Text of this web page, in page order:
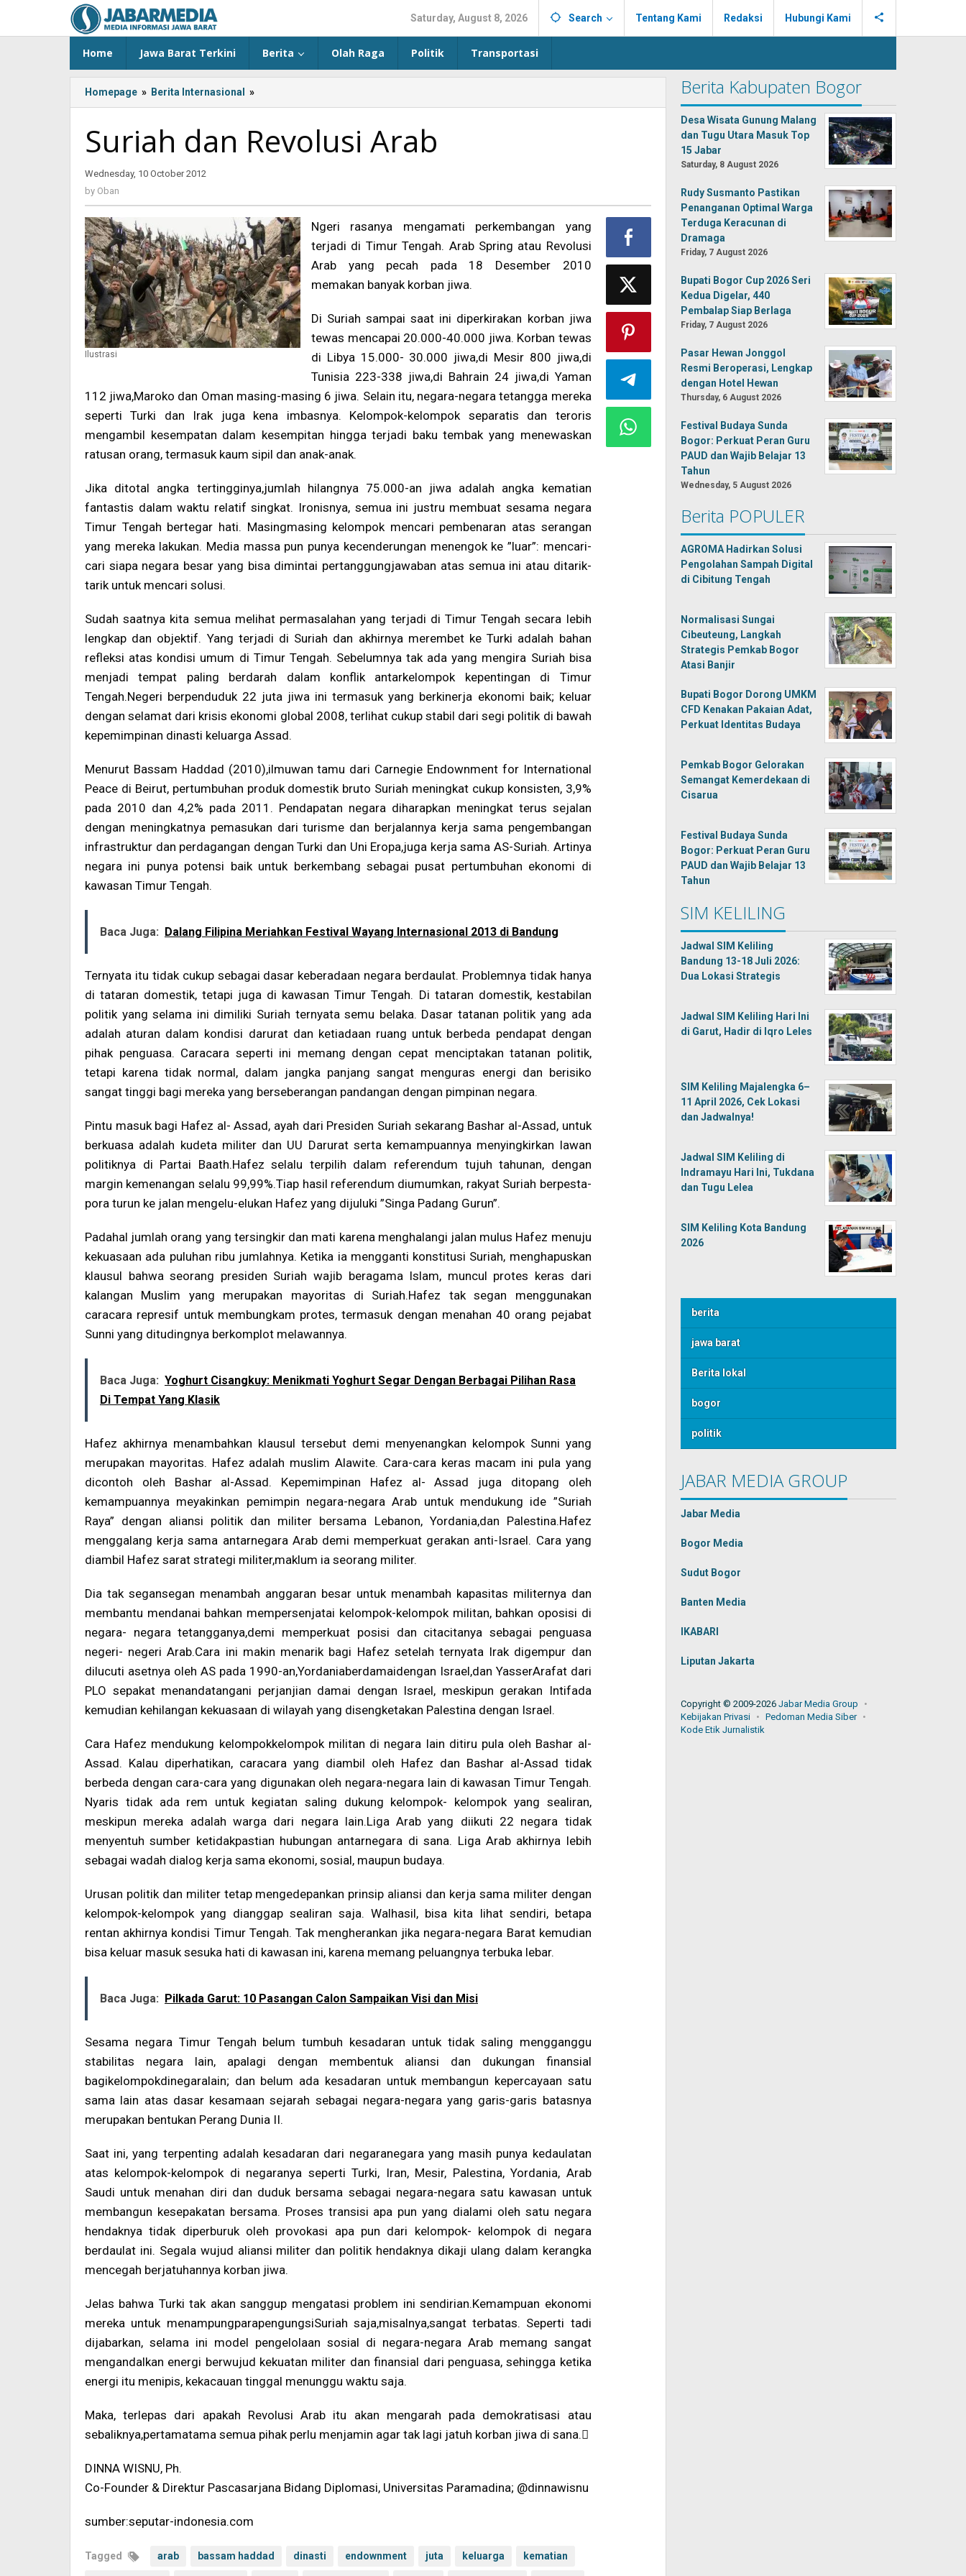
content
Saturday, August 8, 2026 Search Tentang Kami Redaksi Hubungi Kami
Home Jawa Barat Terkini Berita Olah Raga Politik Transportasi
Homepage » Berita Internasional »
dan
Arab
Suriah dan Revolusi Arab
Wednesday, 10 October 2012
by Oban
Ilustrasi
Ngeri rasanya mengamati perkembangan yang
terjadi di Timur Tengah. Arab Spring atau Revolusi
Arab yang pecah pada 18 Desember 2010
memakan banyak korban jiwa.
Di Suriah sampai saat ini diperkirakan korban jiwa
tewas mencapai 20.000-40.000 jiwa. Korban tewas
di Libya 15.000- 30.000 jiwa,di Mesir 800 jiwa,di
Tunisia 223-338 jiwa,di Bahrain 24 jiwa,di Yaman
112 jiwa,Maroko dan Oman masing-masing 6 jiwa. Selain itu, negara-negara tetangga mereka
seperti Turki dan Irak juga kena imbasnya. Kelompok-kelompok separatis dan teroris
mengambil kesempatan dalam kesempitan hingga terjadi baku tembak yang menewaskan
ratusan orang, termasuk kaum sipil dan anak-anak.
Jika ditotal angka tertingginya,jumlah hilangnya 75.000-an jiwa adalah angka kematian
fantastis dalam waktu relatif singkat. Ironisnya, semua ini justru membuat sesama negara
Timur Tengah bertegar hati. Masingmasing kelompok mencari pembenaran atas serangan
yang mereka lakukan. Media massa pun punya kecenderungan menengok ke ”luar”: mencari-
cari siapa negara besar yang bisa dimintai pertanggungjawaban atas semua ini atau ditarik-
tarik untuk mencari solusi.
Sudah saatnya kita semua melihat permasalahan yang terjadi di Timur Tengah secara lebih
lengkap dan objektif. Yang terjadi di Suriah dan akhirnya merembet ke Turki adalah bahan
refleksi atas kondisi umum di Timur Tengah. Sebelumnya tak ada yang mengira Suriah bisa
menjadi tempat paling berdarah dalam konflik antarkelompok kepentingan di Timur
Tengah.Negeri berpenduduk 22 juta jiwa ini termasuk yang berkinerja ekonomi baik; keluar
dengan selamat dari krisis ekonomi global 2008, terlihat cukup stabil dari segi politik di bawah
kepemimpinan dinasti keluarga Assad.
Menurut Bassam Haddad (2010),ilmuwan tamu dari Carnegie Endownment for International
Peace di Beirut, pertumbuhan produk domestik bruto Suriah meningkat cukup konsisten, 3,9%
pada 2010 dan 4,2% pada 2011. Pendapatan negara diharapkan meningkat terus sejalan
dengan meningkatnya pemasukan dari turisme dan berjalannya kerja sama pengembangan
infrastruktur dan perdagangan dengan Turki dan Uni Eropa,juga kerja sama AS-Suriah. Artinya
negara ini punya potensi baik untuk berkembang sebagai pusat pertumbuhan ekonomi di
kawasan Timur Tengah.
Baca Juga: Dalang Filipina Meriahkan Festival Wayang Internasional 2013 di Bandung
Ternyata itu tidak cukup sebagai dasar keberadaan negara berdaulat. Problemnya tidak hanya
di tataran domestik, tetapi juga di kawasan Timur Tengah. Di tataran domestik, kestabilan
politik yang selama ini dimiliki Suriah ternyata semu belaka. Dasar tatanan politik yang ada
adalah aturan dalam kondisi darurat dan ketiadaan ruang untuk berbeda pendapat dengan
pihak penguasa. Caracara seperti ini memang dengan cepat menciptakan tatanan politik,
tetapi karena tidak normal, dalam jangka panjang sangat menguras energi dan berisiko
sangat tinggi bagi mereka yang berseberangan pandangan dengan pimpinan negara.
Pintu masuk bagi Hafez al- Assad, ayah dari Presiden Suriah sekarang Bashar al-Assad, untuk
berkuasa adalah kudeta militer dan UU Darurat serta kemampuannya menyingkirkan lawan
politiknya di Partai Baath.Hafez selalu terpilih dalam referendum tujuh tahunan, dengan
margin kemenangan selalu 99,99%.Tiap hasil referendum diumumkan, rakyat Suriah berpesta-
pora turun ke jalan mengelu-elukan Hafez yang dijuluki ”Singa Padang Gurun”.
Padahal jumlah orang yang tersingkir dan mati karena menghalangi jalan mulus Hafez menuju
kekuasaan ada puluhan ribu jumlahnya. Ketika ia mengganti konstitusi Suriah, menghapuskan
klausul bahwa seorang presiden Suriah wajib beragama Islam, muncul protes keras dari
kalangan Muslim yang merupakan mayoritas di Suriah.Hafez tak segan menggunakan
caracara represif untuk membungkam protes, termasuk dengan menahan 40 orang pejabat
Sunni yang ditudingnya berkomplot melawannya.
Baca Juga: Yoghurt Cisangkuy: Menikmati Yoghurt Segar Dengan Berbagai Pilihan Rasa
Di Tempat Yang Klasik
Hafez akhirnya menambahkan klausul tersebut demi menyenangkan kelompok Sunni yang
merupakan mayoritas. Hafez adalah muslim Alawite. Cara-cara keras macam ini pula yang
dicontoh oleh Bashar al-Assad. Kepemimpinan Hafez al- Assad juga ditopang oleh
kemampuannya meyakinkan pemimpin negara-negara Arab untuk mendukung ide ”Suriah
Raya” dengan aliansi politik dan militer bersama Lebanon, Yordania,dan Palestina.Hafez
menggalang kerja sama antarnegara Arab demi memperkuat gerakan anti-Israel. Cara yang
diambil Hafez sarat strategi militer,maklum ia seorang militer.
Dia tak segansegan menambah anggaran besar untuk menambah kapasitas militernya dan
membantu mendanai bahkan mempersenjatai kelompok-kelompok militan, bahkan oposisi di
negara- negara tetangganya,demi memperkuat posisi dan citacitanya sebagai penguasa
negeri- negeri Arab.Cara ini makin menarik bagi Hafez setelah ternyata Irak digempur dan
dilucuti asetnya oleh AS pada 1990-an,Yordaniaberdamaidengan Israel,dan YasserArafat dari
PLO sepakat menandatangani perjanjian damai dengan Israel, meskipun gerakan Intifada
kemudian kehilangan kekuasaan di wilayah yang disengketakan Palestina dengan Israel.
Cara Hafez mendukung kelompokkelompok militan di negara lain ditiru pula oleh Bashar al-
Assad. Kalau diperhatikan, caracara yang diambil oleh Hafez dan Bashar al-Assad tidak
berbeda dengan cara-cara yang digunakan oleh negara-negara lain di kawasan Timur Tengah.
Nyaris tidak ada rem untuk kegiatan saling dukung kelompok- kelompok yang sealiran,
meskipun mereka adalah warga dari negara lain.Liga Arab yang diikuti 22 negara tidak
menyentuh sumber ketidakpastian hubungan antarnegara di sana. Liga Arab akhirnya lebih
sebagai wadah dialog kerja sama ekonomi, sosial, maupun budaya.
Urusan politik dan militer tetap mengedepankan prinsip aliansi dan kerja sama militer dengan
kelompok-kelompok yang dianggap sealiran saja. Walhasil, bisa kita lihat sendiri, betapa
rentan akhirnya kondisi Timur Tengah. Tak mengherankan jika negara-negara Barat kemudian
bisa keluar masuk sesuka hati di kawasan ini, karena memang peluangnya terbuka lebar.
Baca Juga: Pilkada Garut: 10 Pasangan Calon Sampaikan Visi dan Misi
Sesama negara Timur Tengah belum tumbuh kesadaran untuk tidak saling mengganggu
stabilitas negara lain, apalagi dengan membentuk aliansi dan dukungan finansial
bagikelompokdinegaralain; dan belum ada kesadaran untuk membangun kepercayaan satu
sama lain atas dasar kesamaan sejarah sebagai negara-negara yang garis-garis batasnya
merupakan bentukan Perang Dunia II.
Saat ini, yang terpenting adalah kesadaran dari negaranegara yang masih punya kedaulatan
atas kelompok-kelompok di negaranya seperti Turki, Iran, Mesir, Palestina, Yordania, Arab
Saudi untuk menahan diri dan duduk bersama sebagai negara-negara satu kawasan untuk
membangun kesepakatan bersama. Proses transisi apa pun yang dialami oleh satu negara
hendaknya tidak diperburuk oleh provokasi apa pun dari kelompok- kelompok di negara
berdaulat ini. Segala wujud aliansi militer dan politik hendaknya dikaji ulang dalam kerangka
mencegah berjatuhannya korban jiwa.
Jelas bahwa Turki tak akan sanggup mengatasi problem ini sendirian.Kemampuan ekonomi
mereka untuk menampungparapengungsiSuriah saja,misalnya,sangat terbatas. Seperti tadi
dijabarkan, selama ini model pengelolaan sosial di negara-negara Arab memang sangat
mengandalkan energi berwujud kekuatan militer dan finansial dari penguasa, sehingga ketika
energi itu menipis, kekacauan tinggal menunggu waktu saja.
Maka, terlepas dari apakah Revolusi Arab itu akan mengarah pada demokratisasi atau
sebaliknya,pertamatama semua pihak perlu menjamin agar tak lagi jatuh korban jiwa di sana.
DINNA WISNU, Ph.
Co-Founder & Direktur Pascasarjana Bidang Diplomasi, Universitas Paramadina; @dinnawisnu
sumber:seputar-indonesia.com
Tagged arab bassam haddad dinasti endownment juta keluarga kematian
Berita Kabupaten Bogor
Desa Wisata Gunung Malang
dan Tugu Utara Masuk Top
15 Jabar
Saturday, 8 August 2026
Rudy Susmanto Pastikan
Penanganan Optimal Warga
Terduga Keracunan di
Dramaga
Friday, 7 August 2026
Bupati Bogor Cup 2026 Seri
Kedua Digelar, 440
Pembalap Siap Berlaga
Friday, 7 August 2026
Pasar Hewan Jonggol
Resmi Beroperasi, Lengkap
dengan Hotel Hewan
Thursday, 6 August 2026
Festival Budaya Sunda
Bogor: Perkuat Peran Guru
PAUD dan Wajib Belajar 13
Tahun
Wednesday, 5 August 2026
Berita POPULER
AGROMA Hadirkan Solusi
Pengolahan Sampah Digital
di Cibitung Tengah
Normalisasi Sungai
Cibeuteung, Langkah
Strategis Pemkab Bogor
Atasi Banjir
Bupati Bogor Dorong UMKM
CFD Kenakan Pakaian Adat,
Perkuat Identitas Budaya
Pemkab Bogor Gelorakan
Semangat Kemerdekaan di
Cisarua
Festival Budaya Sunda
Bogor: Perkuat Peran Guru
PAUD dan Wajib Belajar 13
Tahun
SIM KELILING
Jadwal SIM Keliling
Bandung 13-18 Juli 2026:
Dua Lokasi Strategis
Jadwal SIM Keliling Hari Ini
di Garut, Hadir di Iqro Leles
SIM Keliling Majalengka 6–
11 April 2026, Cek Lokasi
dan Jadwalnya!
Jadwal SIM Keliling di
Indramayu Hari Ini, Tukdana
dan Tugu Lelea
SIM Keliling Kota Bandung
2026
berita
jawa barat
Berita lokal
bogor
politik
JABAR MEDIA GROUP
Jabar Media
Bogor Media
Sudut Bogor
Banten Media
IKABARI
Liputan Jakarta
Copyright © 2009-2026Jabar Media Group
Kebijakan Privasi
Pedoman Media Siber
Kode Etik Jurnalistik